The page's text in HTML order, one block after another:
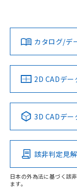
カタログ/デ
2D CADデー
3D CADデー
該非判定見
日本の外為法に基づく該
ます。
くだ
在庫
ビス
メン
あり
お客
登録
およ
品・
引・
※当
※2 対応
部品在庫
月が前後す
※3 非含
下記の非
とができ
EU RoHS
51物質の
※2 環境
「ｅ」：有
準値以下
「10」：
質が外部に
使用
当社
場合
該第
販売
法に
合
白